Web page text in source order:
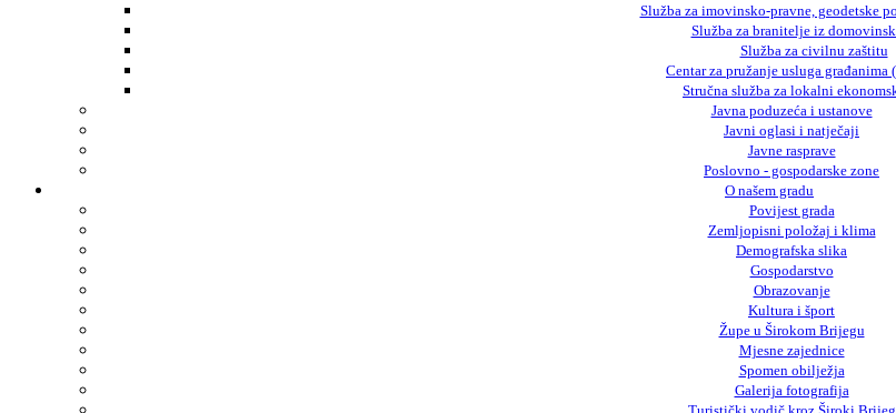
Služba za imovinsko-pravne, geodetske
Služba za branitelje iz
Služba za civilnu zaštitu
Centar za pružanje usluga građanima
Stručna služba za lokalni
Javna poduzeća i ustanove
Javni oglasi i natječaji
Javne rasprave
Poslovno - gospodarske zone
O našem gradu
Povijest grada
Zemljopisni položaj i klima
Demografska slika
Gospodarstvo
Obrazovanje
Kultura i šport
Župe u Širokom Brijegu
Mjesne zajednice
Spomen obilježja
Galerija fotografija